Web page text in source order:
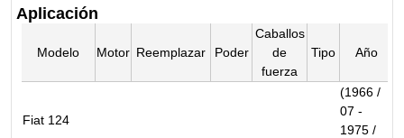
Aplicación
Modelo Motor Reemplazar Poder
Caballos
de
fuerza
Tipo Año
Fiat 124
(1966 /
07 -
1975 /